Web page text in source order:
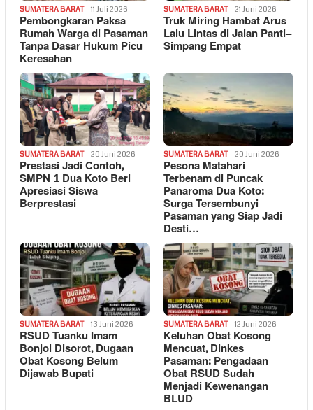
SUMATERA BARAT 11 Juli 2026
Pembongkaran Paksa
Rumah Warga di Pasaman
Tanpa Dasar Hukum Picu
Keresahan
SUMATERA BARAT 21 Juni 2026
Truk Miring Hambat Arus
Lalu Lintas di Jalan Panti–
Simpang Empat
SUMATERA BARAT 20 Juni 2026
Prestasi Jadi Contoh,
SMPN 1 Dua Koto Beri
Apresiasi Siswa
Berprestasi
SUMATERA BARAT 20 Juni 2026
Pesona Matahari
Terbenam di Puncak
Panaroma Dua Koto:
Surga Tersembunyi
Pasaman yang Siap Jadi
Desti…
SUMATERA BARAT 13 Juni 2026
RSUD Tuanku Imam
Bonjol Disorot, Dugaan
Obat Kosong Belum
Dijawab Bupati
SUMATERA BARAT 12 Juni 2026
Keluhan Obat Kosong
Mencuat, Dinkes
Pasaman: Pengadaan
Obat RSUD Sudah
Menjadi Kewenangan
BLUD